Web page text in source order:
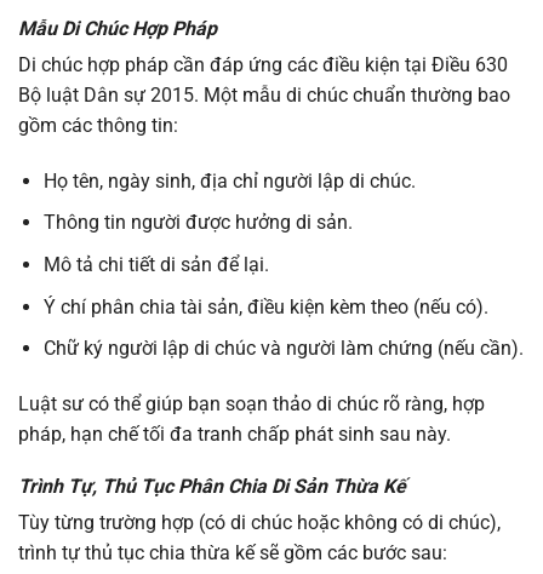
Mẫu Di Chúc Hợp Pháp
Di chúc hợp pháp cần đáp ứng các điều kiện tại Điều 630
Bộ luật Dân sự 2015. Một mẫu di chúc chuẩn thường bao
gồm các thông tin:
Họ tên, ngày sinh, địa chỉ người lập di chúc.
Thông tin người được hưởng di sản.
Mô tả chi tiết di sản để lại.
Ý chí phân chia tài sản, điều kiện kèm theo (nếu có).
Chữ ký người lập di chúc và người làm chứng (nếu cần).
Luật sư có thể giúp bạn soạn thảo di chúc rõ ràng, hợp
pháp, hạn chế tối đa tranh chấp phát sinh sau này.
Trình Tự, Thủ Tục Phân Chia Di Sản Thừa Kế
Tùy từng trường hợp (có di chúc hoặc không có di chúc),
trình tự thủ tục chia thừa kế sẽ gồm các bước sau: